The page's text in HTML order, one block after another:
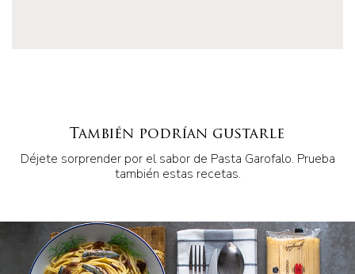
También podrían gustarle
Déjete sorprender por el sabor de Pasta Garofalo. Prueba
también estas recetas.